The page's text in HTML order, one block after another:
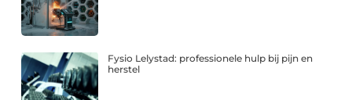
Fysio Lelystad: professionele hulp bij pijn en
herstel